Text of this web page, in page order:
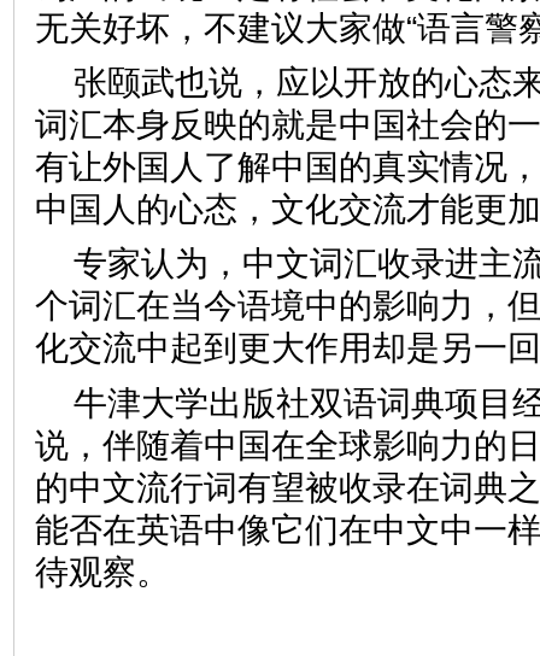
无关好坏，不建议大家做“语
张颐武也说，应以开放的心态
词汇本身反映的就是中国社会的
有让外国人了解中国的真实情况
中国人的心态，文化交流才
专家认为，中文词汇收录进主
个词汇在当今语境中的影响力，
化交流中起到更大作用却是
牛津大学出版社双语词典项目
说，伴随着中国在全球影响力的
的中文流行词有望被收录在词典
能否在英语中像它们在中文中一
待观察。